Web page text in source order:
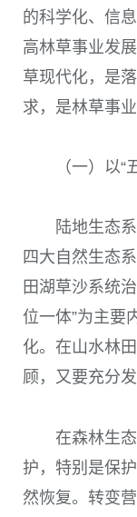
的科学化、信
高林草事业发
草现代化，是
求，是林草事
（一）以
陆地生态
四大自然生态
田湖草沙系统
位一体”为主要
化。在山水林
顾，又要充分
在森林生
护，特别是保
然恢复。转变